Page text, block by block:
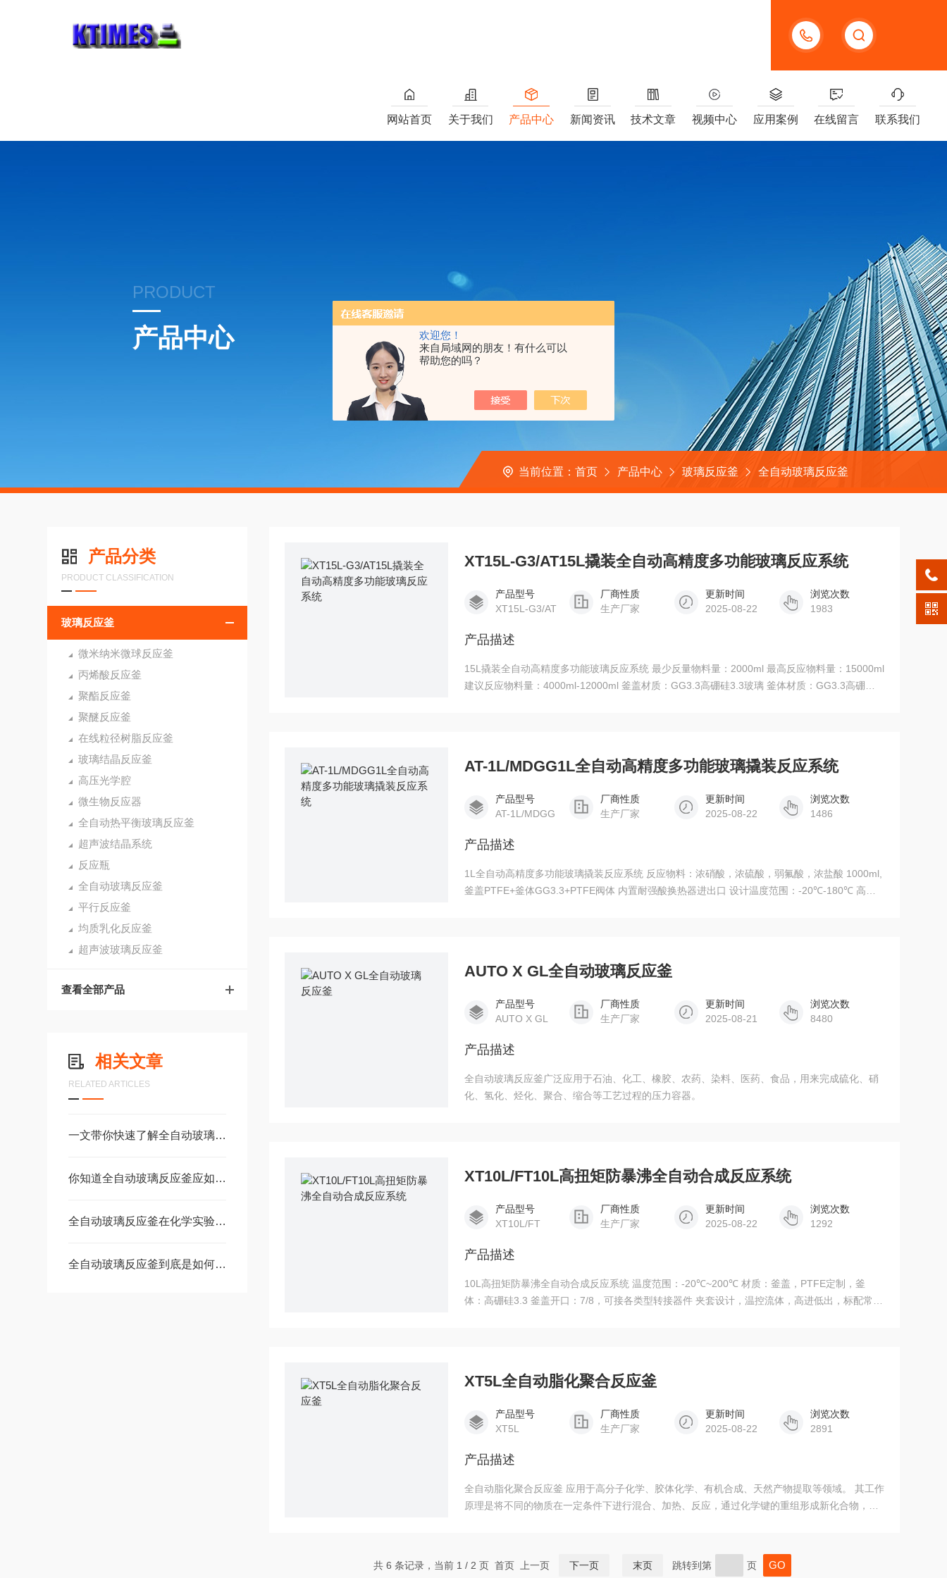
欢迎您！
来自局域网的朋友！有什么可以
帮助您的吗？
13391005955
网站首页 关于我们 产品中心 新闻资讯 技术文章 视频中心 应用案例 在线留言 联系我们
PRODUCT
产品中心
当前位置： 首页 产品中心 玻璃反应釜 全自动玻璃反应釜
产品分类
PRODUCT CLASSIFICATION
玻璃反应釜
微米纳米微球反应釜
丙烯酸反应釜
聚酯反应釜
聚醚反应釜
在线粒径树脂反应釜
玻璃结晶反应釜
高压光学腔
微生物反应器
全自动热平衡玻璃反应釜
超声波结晶系统
反应瓶
全自动玻璃反应釜
平行反应釜
均质乳化反应釜
超声波玻璃反应釜
查看全部产品
相关文章
RELATED ARTICLES
一文带你快速了解全自动玻璃反应釜的应用
你知道全自动玻璃反应釜应如何做好日常维护吗？
全自动玻璃反应釜在化学实验室中的主要应用介绍
全自动玻璃反应釜到底是如何工作的，小编带你了解一下！
XT15L-G3/AT15L撬装全自动高精度多功能玻璃反应系统
产品型号
XT15L-G3/AT
厂商性质
生产厂家
更新时间
2025-08-22
浏览次数
1983
产品描述
15L撬装全自动高精度多功能玻璃反应系统 最少反量物料量：2000ml 最高反应物料量：15000ml
建议反应物料量：4000ml-12000ml 釜盖材质：GG3.3高硼硅3.3玻璃 釜体材质：GG3.3高硼硅
AT-1L/MDGG1L全自动高精度多功能玻璃撬装反应系统
产品型号
AT-1L/MDGG
厂商性质
生产厂家
更新时间
2025-08-22
浏览次数
1486
产品描述
1L全自动高精度多功能玻璃撬装反应系统 反应物料：浓硝酸，浓硫酸，弱氟酸，浓盐酸 1000ml,
釜盖PTFE+釜体GG3.3+PTFE阀体 内置耐强酸换热器进出口 设计温度范围：-20℃-180℃ 高密
AUTO X GL全自动玻璃反应釜
产品型号
AUTO X GL
厂商性质
生产厂家
更新时间
2025-08-21
浏览次数
8480
产品描述
全自动玻璃反应釜广泛应用于石油、化工、橡胶、农药、染料、医药、食品，用来完成硫化、硝
化、氢化、烃化、聚合、缩合等工艺过程的压力容器。
XT10L/FT10L高扭矩防暴沸全自动合成反应系统
产品型号
XT10L/FT
厂商性质
生产厂家
更新时间
2025-08-22
浏览次数
1292
产品描述
10L高扭矩防暴沸全自动合成反应系统 温度范围：-20℃~200℃ 材质：釜盖，PTFE定制，釜
体：高硼硅3.3 釜盖开口：7/8，可接各类型转接器件 夹套设计，温控流体，高进低出，标配常规
XT5L全自动脂化聚合反应釜
产品型号
XT5L
厂商性质
生产厂家
更新时间
2025-08-22
浏览次数
2891
产品描述
全自动脂化聚合反应釜 应用于高分子化学、胶体化学、有机合成、天然产物提取等领域。 其工作
原理是将不同的物质在一定条件下进行混合、加热、反应，通过化学键的重组形成新化合物，实
共 6 条记录，当前 1 / 2 页 首页 上一页 下一页 末页 跳转到第 页